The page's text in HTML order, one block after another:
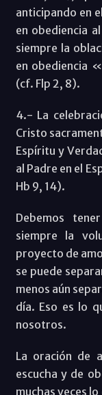
anticipando en
en obediencia
siempre la
en obediencia
(cf. Flp 2, 8).
4.- La
Cristo
Espíritu y
al Padre en el
Hb 9, 14).
Debemos
siempre la
proyecto de
se puede
menos aún
día. Eso es lo
nosotros.
La oración de
escucha y de
muchas veces